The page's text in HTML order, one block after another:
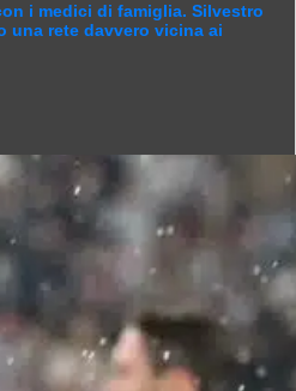
i medici di famiglia. Silvestro
una rete davvero vicina ai